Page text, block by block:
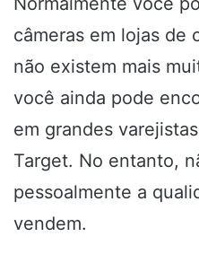
câmeras em lojas de
não existem mais
você ainda pode
em grandes
Target. No entanto,
pessoalmente a
vendem.